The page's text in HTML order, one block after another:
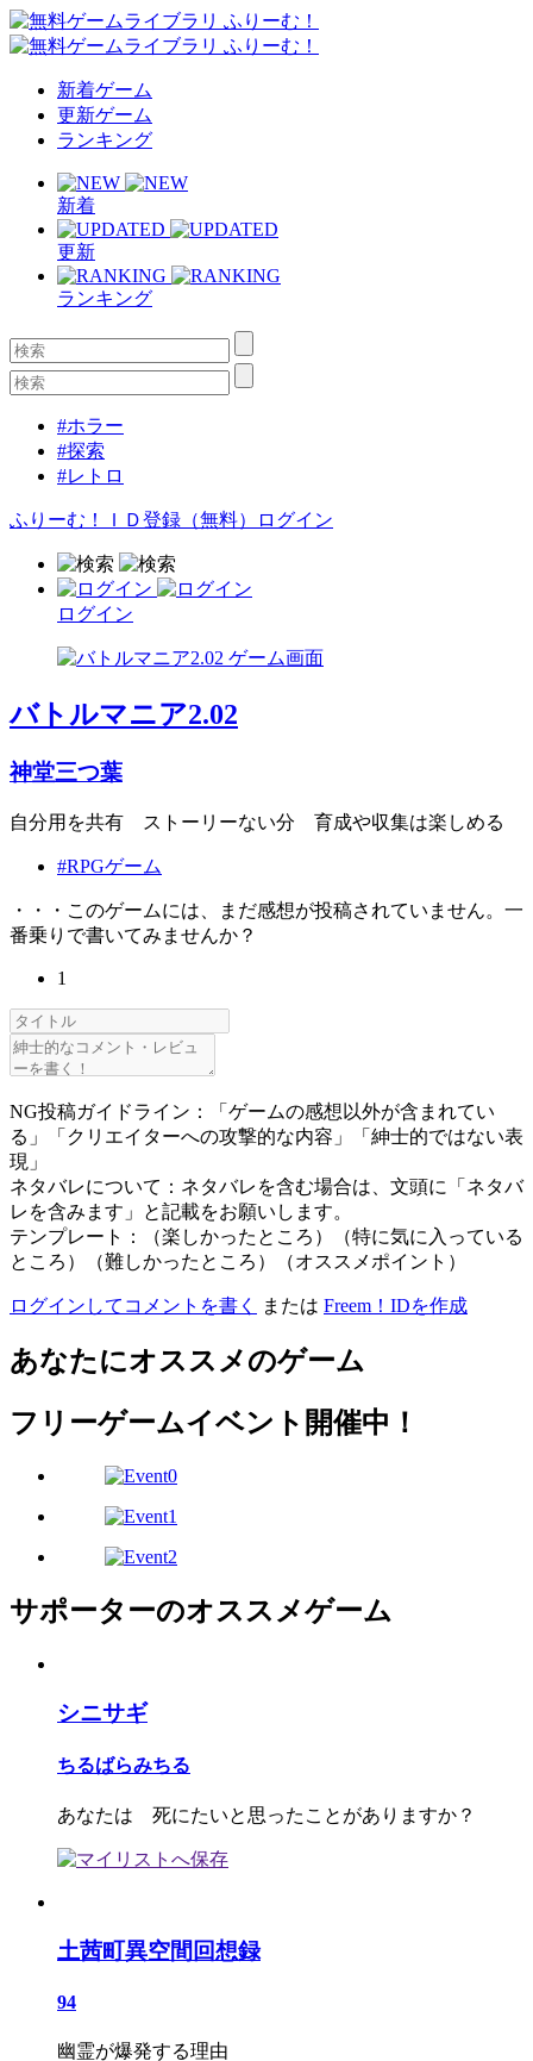
新着ゲーム
更新ゲーム
ランキング
新着
更新
ランキング
#ホラー
#探索
#レトロ
ふりーむ！ＩＤ登録（無料） ログイン
ログイン
バトルマニア2.02
神堂三つ葉
自分用を共有 ストーリーない分 育成や収集は楽しめる
#RPGゲーム
・・・このゲームには、まだ感想が投稿されていません。一
番乗りで書いてみませんか？
1
NG投稿ガイドライン：「ゲームの感想以外が含まれてい
る」「クリエイターへの攻撃的な内容」「紳士的ではない表
現」
ネタバレについて：ネタバレを含む場合は、文頭に「ネタバ
レを含みます」と記載をお願いします。
テンプレート：（楽しかったところ）（特に気に入っている
ところ）（難しかったところ）（オススメポイント）
ログインしてコメントを書く または Freem！IDを作成
あなたにオススメのゲーム
フリーゲームイベント開催中！
サポーターのオススメゲーム
シニサギ
ちるばらみちる
あなたは 死にたいと思ったことがありますか？
土茜町異空間回想録
94
幽霊が爆発する理由